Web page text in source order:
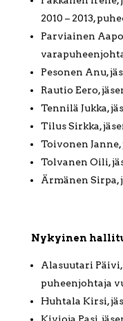
2010 – 2013,
Parviainen
Pesonen Anu,
Rautio Eero,
Tennilä Jukka,
Tilus Sirkka,
Toivonen Janne,
Tolvanen Oili,
Ärmänen Sirpa,
Nykyinen
Alasuutari Päivi,
puheenjohtaja
Huhtala Kirsi,